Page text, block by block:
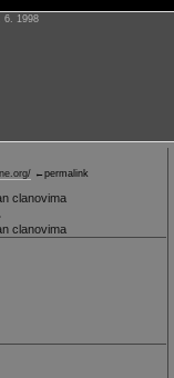
6. 1998
←permalink
clanovima
clanovima